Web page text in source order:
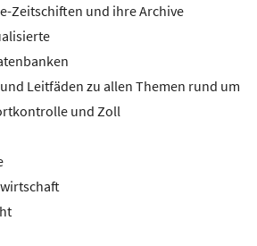
Zeitschiften und ihre Archive
Leitfäden zu allen Themen rund um
und Zoll